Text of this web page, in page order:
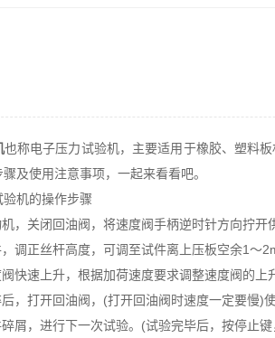
也称电子压力试验机，主要适用于橡胶、塑料
及使用注意事项，一起来看看吧。
机的操作步骤
关闭回油阀，将速度阀手柄逆时针方向拧开
正丝杆高度，可调至试件离上压板空余1～
速上升，根据加荷速度要求调整速度阀的上
打开回油阀，(打开回油阀时速度一定要慢)
，进行下一次试验。(试验完毕后，按停止键